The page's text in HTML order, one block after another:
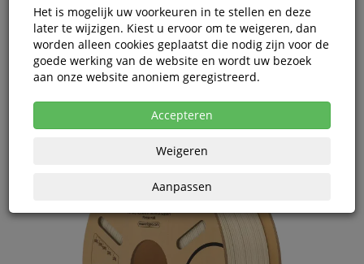
Elegoo PLA RFID 1,75mm BEIGE 1kg
Korting vanaf aankoop 2 eenheden, zieprijsoverzicht
Vanaf € 14,68 excl. BTW bij aankoop van minimaal 11
eenheden
Het is mogelijk uw voorkeuren in te stellen en deze
later te wijzigen. Kiest u ervoor om te weigeren, dan
worden alleen cookies geplaatst die nodig zijn voor de
goede werking van de website en wordt uw bezoek
aan onze website anoniem geregistreerd.
Accepteren
Weigeren
Aanpassen